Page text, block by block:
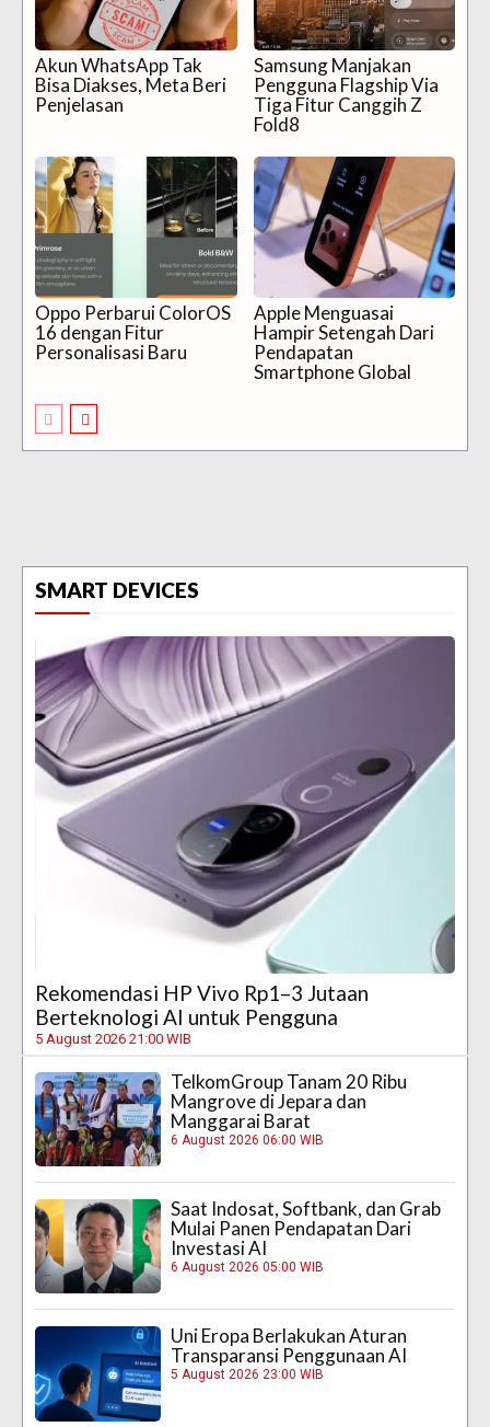
Akun WhatsApp Tak
Bisa Diakses, Meta Beri
Penjelasan
Samsung Manjakan
Pengguna Flagship Via
Tiga Fitur Canggih Z
Fold8
Oppo Perbarui ColorOS
16 dengan Fitur
Personalisasi Baru
Apple Menguasai
Hampir Setengah Dari
Pendapatan
Smartphone Global
SMART DEVICES
Rekomendasi HP Vivo Rp1–3 Jutaan
Berteknologi AI untuk Pengguna
5 August 2026 21:00 WIB
TelkomGroup Tanam 20 Ribu
Mangrove di Jepara dan
Manggarai Barat
6 August 2026 06:00 WIB
Saat Indosat, Softbank, dan Grab
Mulai Panen Pendapatan Dari
Investasi AI
6 August 2026 05:00 WIB
Uni Eropa Berlakukan Aturan
Transparansi Penggunaan AI
5 August 2026 23:00 WIB